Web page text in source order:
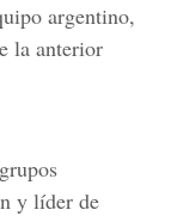
argentino,
la anterior
y líder de